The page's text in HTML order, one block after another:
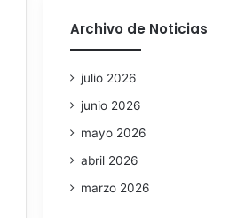
Archivo de Noticias
julio 2026
junio 2026
mayo 2026
abril 2026
marzo 2026